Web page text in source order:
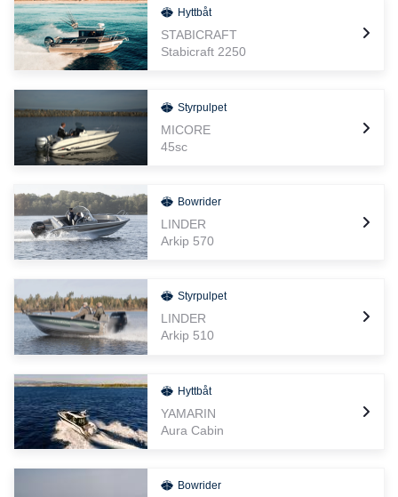
Hyttbåt
STABICRAFT
Stabicraft 2250
Styrpulpet
MICORE
45sc
Bowrider
LINDER
Arkip 570
Styrpulpet
LINDER
Arkip 510
Hyttbåt
YAMARIN
Aura Cabin
Bowrider